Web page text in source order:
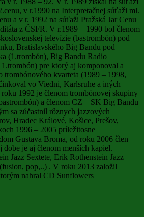
v r.1990 na Interpretačnej súťaži ml.
a v r. 1992 na súťaži Pražská Jar Cenu
z ČSFR. V r.1989 – 1990 bol členom
televízie (bastrombón) pod
Bratislavského Big Bandu pod
(1.trombón), Big Bandu Radio
pre ktorý aj komponoval a
trombónového kvarteta (1989 – 1998,
vo Viedni, Karlsruhe a iných
1992 je členom trombónovej skupiny
a členom CZ – SK Big Bandu
sa zúčastnil rôznych jazzových
Hradec Králové, Košice, Prešov,
1996 – 2005 príležitosne
Gustava Broma, od roku 2006 člen
dobe je aj členom menších kapiel.
Jazz Sextete, Erik Rothenstein Jazz
pop,..) . V roku 2013 založil
nahral CD Sunflowers